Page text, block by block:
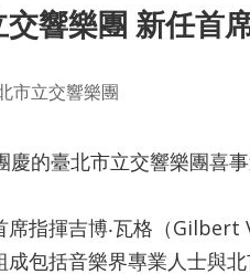
響樂團 新任首
市立交響樂團
慶的臺北市立交響樂團喜
席指揮吉博‧瓦格（
成包括音樂界專業人士與